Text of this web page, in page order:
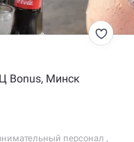
Bonus, Минск